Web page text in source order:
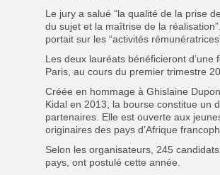
Le jury a salué “la qualité de la prise
du sujet et la maîtrise de la
portait sur les “activités
Les deux lauréats bénéficieront
Paris, au cours du premier trimestre
Créée en hommage à Ghislaine
Kidal en 2013, la bourse constitue un
partenaires. Elle est ouverte aux
originaires des pays d’Afrique
Selon les organisateurs, 245
pays, ont postulé cette année.